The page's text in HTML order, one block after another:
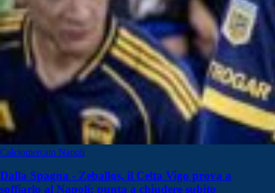
Calciomercato Napoli
Dalla Spagna - Zeballos, il Celta Vigo prova a
soffiarlo al Napoli: punta a chiudere subito